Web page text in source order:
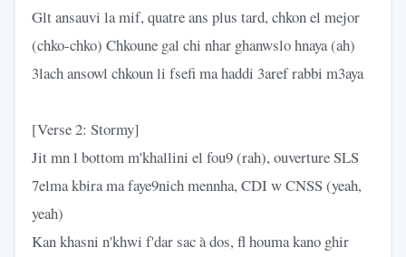
Glt ansauvi la mif, quatre ans plus tard, chkon el mejor
(chko-chko) Chkoune gal chi nhar ghanwslo hnaya (ah)
3lach ansowl chkoun li fsefi ma haddi 3aref rabbi m3aya
[Verse 2: Stormy]
Jit mn l bottom m'khallini el fou9 (rah), ouverture SLS
7elma kbira ma faye9nich mennha, CDI w CNSS (yeah,
yeah)
Kan khasni n'khwi f'dar sac à dos, fl houma kano ghir